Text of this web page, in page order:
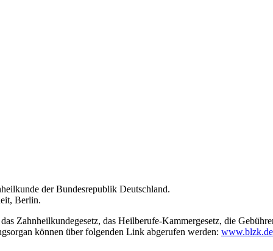
der Bundesrepublik Deutschland.
Berlin.
Zahnheilkundegesetz, das Heilberufe-Kammergesetz, die
können über folgenden Link abgerufen werden: www.blzk.de